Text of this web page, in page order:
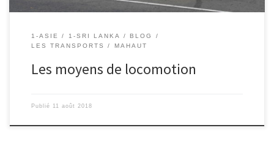
1-ASIE 1-SRI LANKA
BLOG
LES TRANSPORTS
MAHAUT
Les moyens de locomotion
Publié 11 août 2018